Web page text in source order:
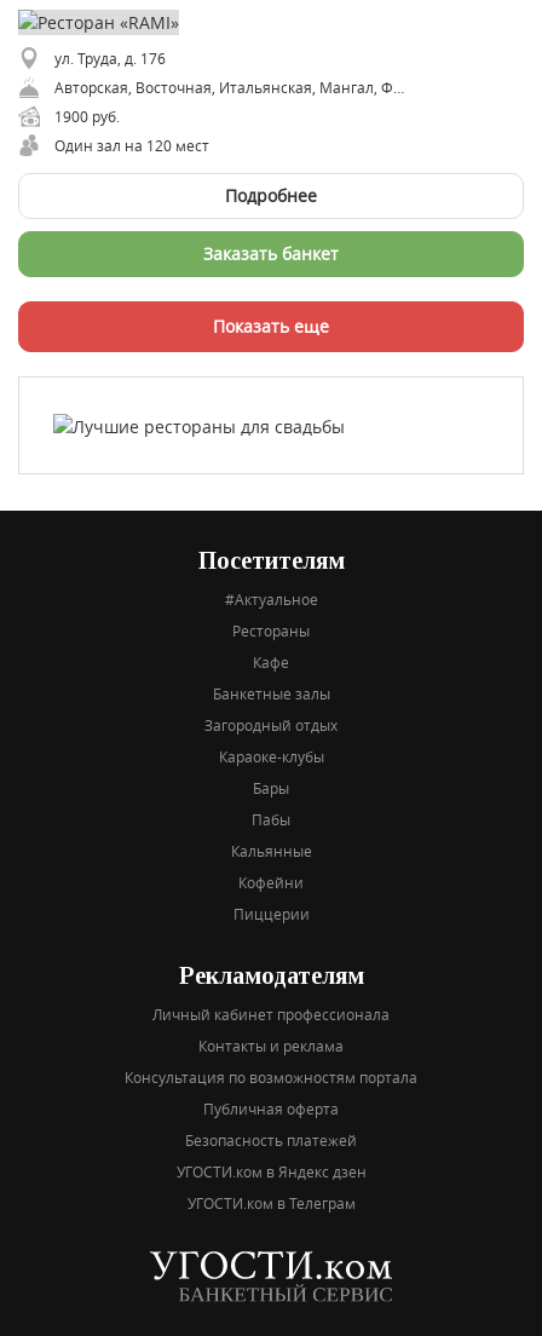
ул. Труда, д. 176
Авторская, Восточная, Итальянская, Мангал, Фьюжн
1900 руб.
Один зал на 120 мест
Подробнее
Заказать банкет
Показать еще
Посетителям
#Актуальное
Рестораны
Кафе
Банкетные залы
Загородный отдых
Караоке-клубы
Бары
Пабы
Кальянные
Кофейни
Пиццерии
Рекламодателям
Личный кабинет профессионала
Контакты и реклама
Консультация по возможностям портала
Публичная оферта
Безопасность платежей
УГОСТИ.ком в Яндекс дзен
УГОСТИ.ком в Телеграм